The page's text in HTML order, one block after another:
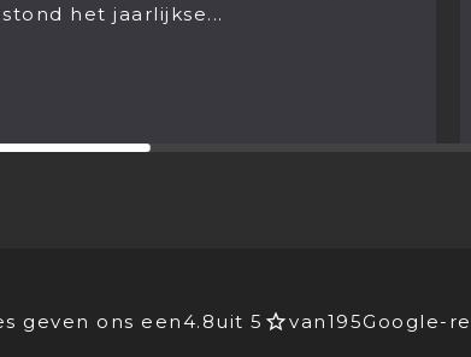
stond het jaarlijkse...
geven ons een 4.8uit 5 van195Google-